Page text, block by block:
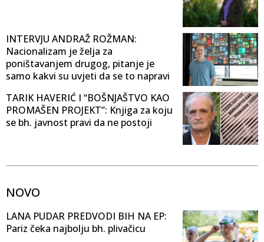
INTERVJU ANDRAŽ ROŽMAN:
Nacionalizam je želja za
poništavanjem drugog, pitanje je
samo kakvi su uvjeti da se to napravi
TARIK HAVERIĆ I “BOŠNJAŠTVO KAO
PROMAŠEN PROJEKT”: Knjiga za koju
se bh. javnost pravi da ne postoji
NOVO
LANA PUDAR PREDVODI BIH NA EP:
Pariz čeka najbolju bh. plivačicu